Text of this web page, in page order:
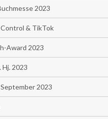
2023
& TikTok
Award 2023
2023
2023